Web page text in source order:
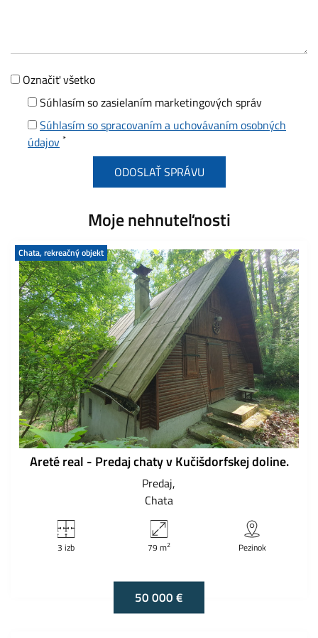
Označiť všetko
Súhlasím so zasielaním marketingových správ
Súhlasím so spracovaním a uchovávaním osobných
údajov *
Moje nehnuteľnosti
Chata, rekreačný objekt
Areté real - Predaj chaty v Kučišdorfskej doline.
Predaj
Chata
3 izb 79 m2 Pezinok
50 000 €